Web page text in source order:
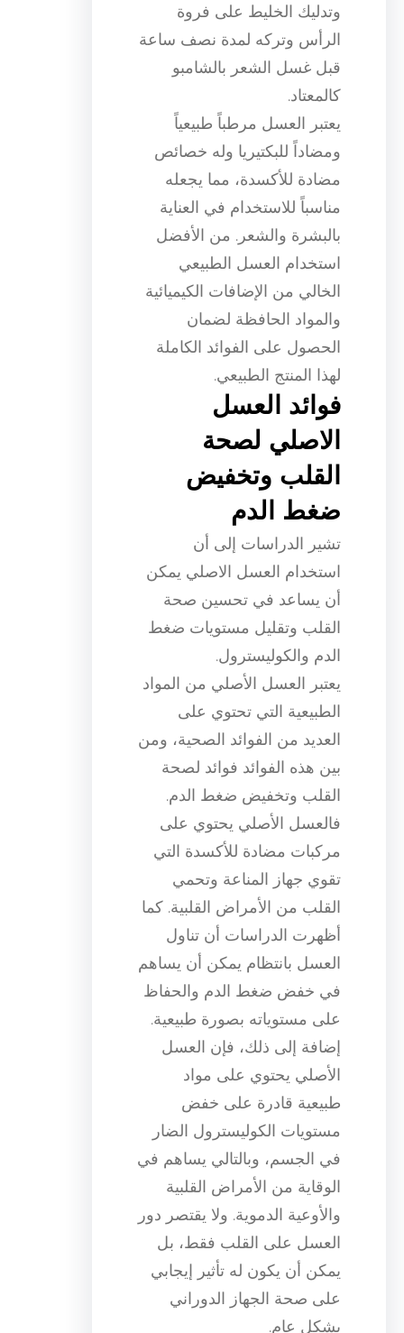
وتدليك الخليط على فروة
الرأس وتركه لمدة نصف ساعة
قبل غسل الشعر بالشامبو
كالمعتاد.
يعتبر العسل مرطباً طبيعياً
ومضاداً للبكتيريا وله خصائص
مضادة للأكسدة، مما يجعله
مناسباً للاستخدام في العناية
بالبشرة والشعر. من الأفضل
استخدام العسل الطبيعي
الخالي من الإضافات الكيميائية
والمواد الحافظة لضمان
الحصول على الفوائد الكاملة
لهذا المنتج الطبيعي.
فوائد العسل
الاصلي لصحة
القلب وتخفيض
ضغط الدم
تشير الدراسات إلى أن
استخدام العسل الاصلي يمكن
أن يساعد في تحسين صحة
القلب وتقليل مستويات ضغط
الدم والكوليسترول.
يعتبر العسل الأصلي من المواد
الطبيعية التي تحتوي على
العديد من الفوائد الصحية، ومن
بين هذه الفوائد فوائد لصحة
القلب وتخفيض ضغط الدم.
فالعسل الأصلي يحتوي على
مركبات مضادة للأكسدة التي
تقوي جهاز المناعة وتحمي
القلب من الأمراض القلبية. كما
أظهرت الدراسات أن تناول
العسل بانتظام يمكن أن يساهم
في خفض ضغط الدم والحفاظ
على مستوياته بصورة طبيعية.
إضافة إلى ذلك، فإن العسل
الأصلي يحتوي على مواد
طبيعية قادرة على خفض
مستويات الكوليسترول الضار
في الجسم، وبالتالي يساهم في
الوقاية من الأمراض القلبية
والأوعية الدموية. ولا يقتصر دور
العسل على القلب فقط، بل
يمكن أن يكون له تأثير إيجابي
على صحة الجهاز الدوراني
بشكل عام.